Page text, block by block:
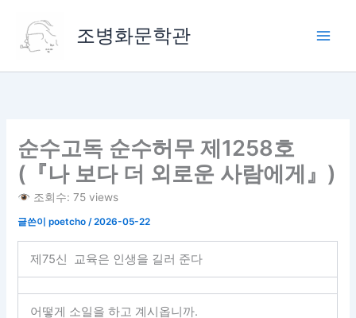
조병화문학관
순수고독 순수허무 제1258호
(『나 보다 더 외로운 사람에게』)
조회수: 75 views
글쓴이poetcho/2026-05-22
제75신 교육은 인생을 길러 준다
어떻게 소일을 하고 계시옵니까.